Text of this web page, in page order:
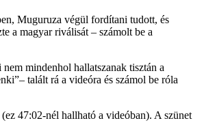
Muguruza végül fordítani tudott, és
a magyar riválisát – számolt be a
mindenhol hallatszanak tisztán a
– talált rá a videóra és számol be róla
(ez 47:02-nél hallható a videóban). A szünet